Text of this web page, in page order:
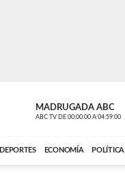
MADRUGADA ABC
ABC TV DE 00:00:00 A 04:59:00
DEPORTES ECONOMÍA POLÍTICA